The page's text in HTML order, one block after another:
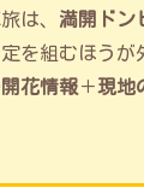
は、 満開ドン
を組むほうが
花情報＋現地